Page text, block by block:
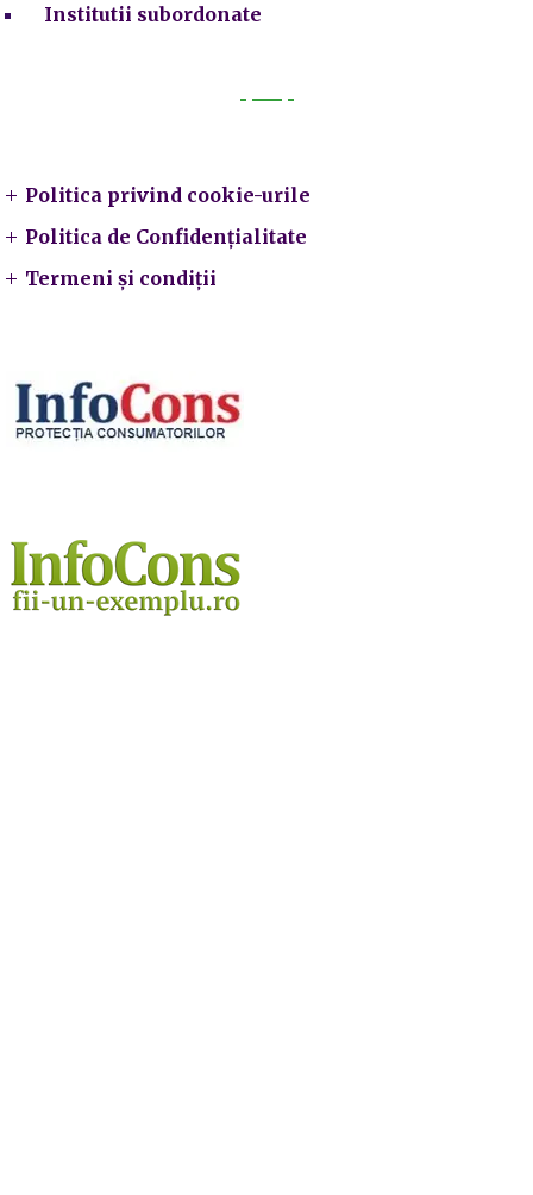
Institutii subordonate
Politica privind cookie-urile
Politica de Confidențialitate
Termeni și condiții